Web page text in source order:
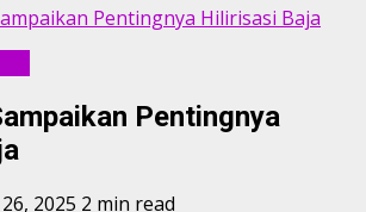
Pentingnya Hilirisasi Baja
Pentingnya
2025 2 min read